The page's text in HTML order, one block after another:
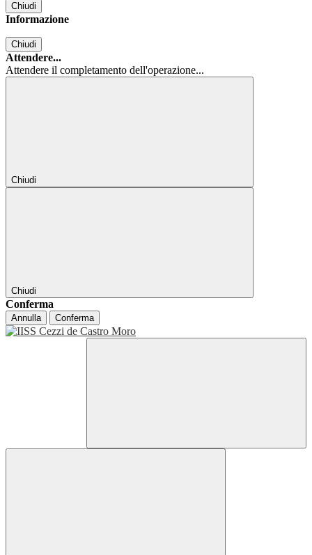
Chiudi
Informazione
Chiudi
Attendere...
Attendere il completamento dell'operazione...
Chiudi
Chiudi
Conferma
Annulla Conferma